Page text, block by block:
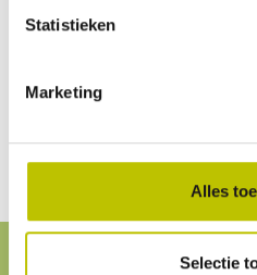
Statistieken
Marketing
Alles
Selectie
Geen beoordelingen